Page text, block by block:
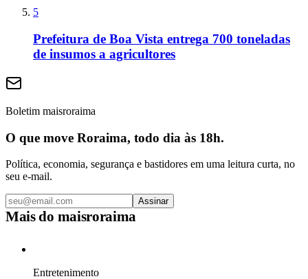
5
Prefeitura de Boa Vista entrega 700 toneladas
de insumos a agricultores
Boletim maisroraima
O que move Roraima, todo dia às 18h.
Política, economia, segurança e bastidores em uma leitura curta, no
seu e-mail.
Assinar
Mais do maisroraima
Entretenimento